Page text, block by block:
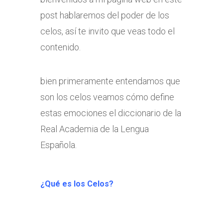
post hablaremos del poder de los
celos, así te invito que veas todo el
contenido.
bien primeramente entendamos que
son los celos veamos cómo define
estas emociones el diccionario de la
Real Academia de la Lengua
Española.
¿Qué es los Celos?